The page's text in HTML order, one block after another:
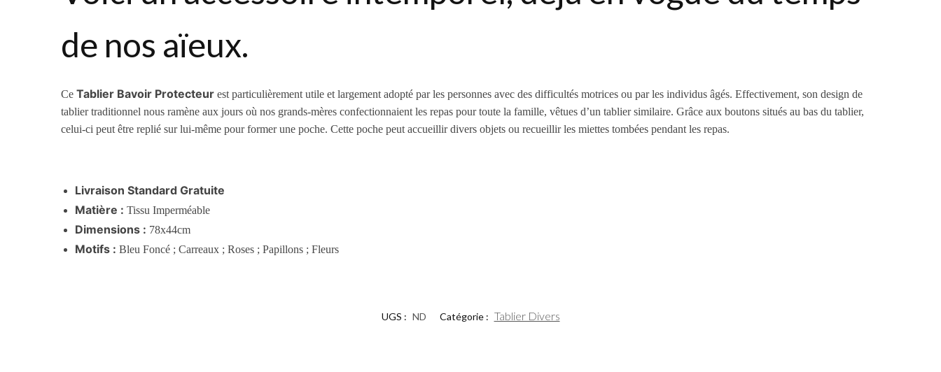
de nos aïeux.
CeTablier Bavoir Protecteur est particulièrement utile et largement adopté par les personnes avec des difficultés motrices ou par les individus âgés. Effectivement, son design de
tablier traditionnel nous ramène aux jours où nos grands-mères confectionnaient les repas pour toute la famille, vêtues d’un tablier similaire. Grâce aux boutons situés au bas du tablier,
celui-ci peut être replié sur lui-même pour former une poche. Cette poche peut accueillir divers objets ou recueillir les miettes tombées pendant les repas.
Livraison Standard Gratuite
Matière : Tissu Imperméable
Dimensions : 78x44cm
Motifs : Bleu Foncé ; Carreaux ; Roses ; Papillons ; Fleurs
UGS : ND Catégorie : Tablier Divers